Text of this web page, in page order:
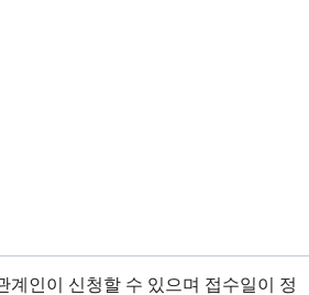
계인이 신청할 수 있으며 접수일이 정